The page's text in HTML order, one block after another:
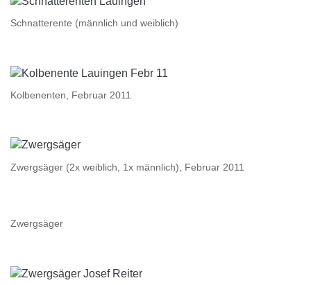
Schnatterente (männlich und weiblich)
Kolbenenten, Februar 2011
Zwergsäger (2x weiblich, 1x männlich), Februar 2011
Zwergsäger